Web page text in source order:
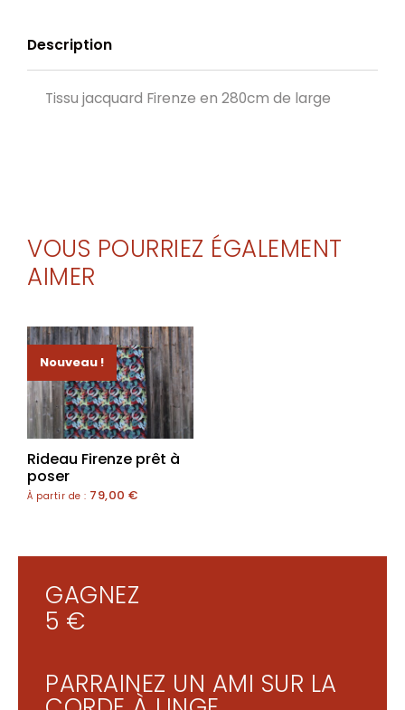
Description
Tissu jacquard Firenze en 280cm de large
VOUS POURRIEZ ÉGALEMENT
AIMER
Nouveau !
Rideau Firenze prêt à
poser
À partir de : 79,00 €
GAGNEZ
5 €
PARRAINEZ UN AMI SUR LA